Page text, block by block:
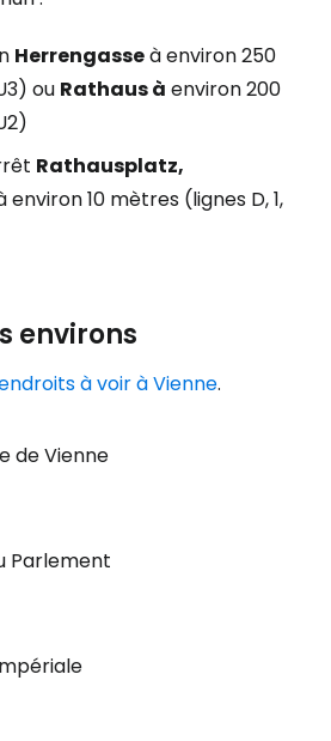
Herrengasseà environ 250
ou Rathaus à environ 200
Rathausplatz,
environ 10 mètres (lignes D, 1,
environs
à voir à Vienne.
de Vienne
Parlement